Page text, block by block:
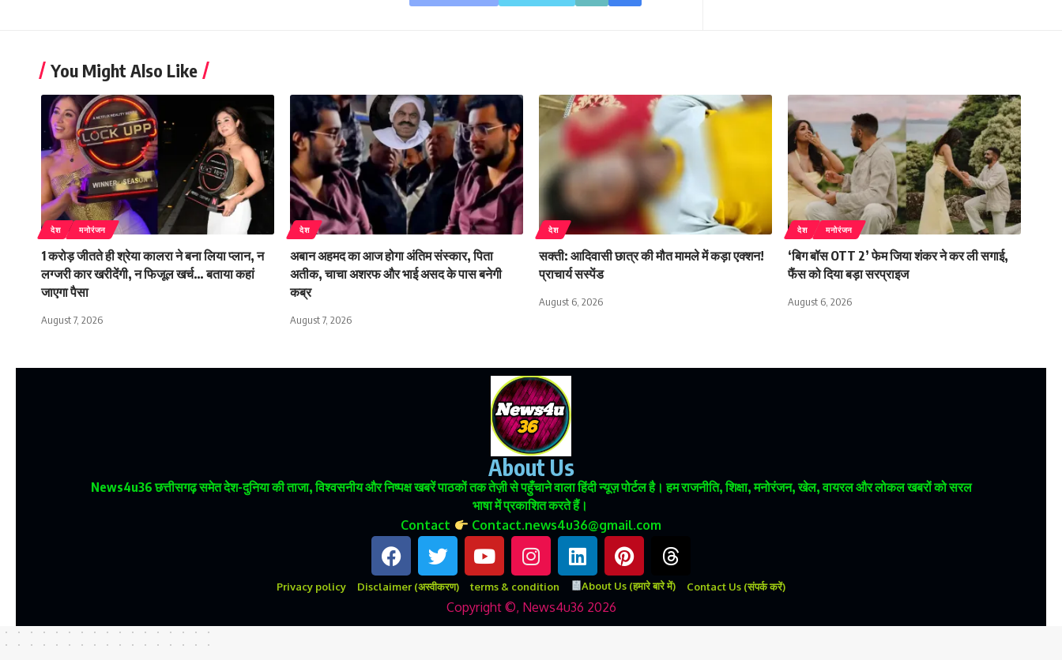
You Might Also Like
देश मनोरंजन
1 करोड़ जीतते ही श्रेया कालरा ने बना लिया प्लान, न
लग्जरी कार खरीदेंगी, न फिजूल खर्च… बताया कहां
जाएगा पैसा
August 7, 2026
देश
अबान अहमद का आज होगा अंतिम संस्कार, पिता
अतीक, चाचा अशरफ और भाई असद के पास बनेगी
कब्र
August 7, 2026
देश
सक्ती: आदिवासी छात्र की मौत मामले में कड़ा एक्शन!
प्राचार्य सस्पेंड
August 6, 2026
देश मनोरंजन
‘बिग बॉस OTT 2’ फेम जिया शंकर ने कर ली सगाई,
फैंस को दिया बड़ा सरप्राइज
August 6, 2026
About Us
News4u36छत्तीसगढ़ समेत देश-दुनिया की ताजा, विश्वसनीय और निष्पक्ष खबरें पाठकों तक तेज़ी से पहुँचाने वाला हिंदी न्यूज़ पोर्टल है। हम राजनीति, शिक्षा, मनोरंजन, खेल, वायरल और लोकल खबरों को सरल
भाषा में प्रकाशित करते हैं।
Contact
Contact.news4u36@gmail.com
Privacy policy Disclaimer (अस्वीकरण) terms & condition About Us (हमारे बारे में) Contact Us (संपर्क करें)
Copyright ©, News4u36 2026